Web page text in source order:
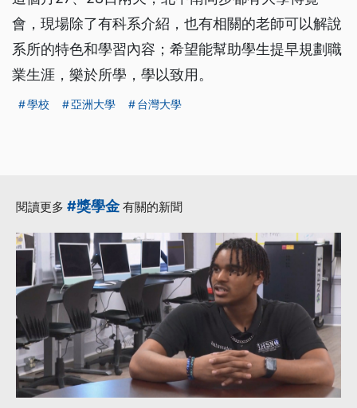
會，現場除了有科系介紹，也有相關的老師可以解說
系所的特色和學習內容；希望能幫助學生提早規劃職
業生涯，樂於所學，學以致用。
學校 亞洲大學 台灣大學
閱讀更多 #獎學金有關的新聞